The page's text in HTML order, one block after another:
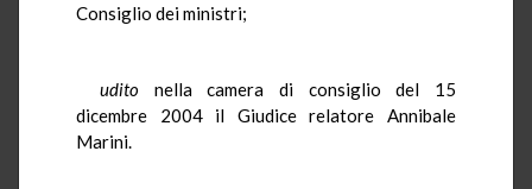
Consiglio dei ministri;
udito nella camera di consiglio del 15
dicembre 2004 il Giudice relatore Annibale
Marini.